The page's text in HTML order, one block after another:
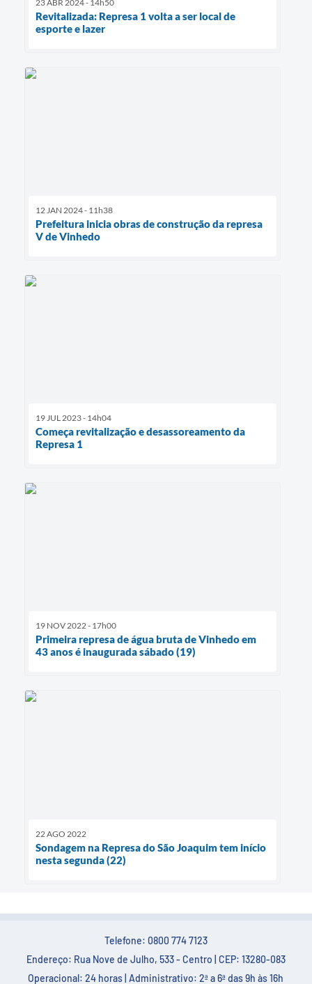
23 ABR 2024 - 14h50
Revitalizada: Represa 1 volta a ser local de
esporte e lazer
12 JAN 2024 - 11h38
Prefeitura inicia obras de construção da represa
V de Vinhedo
19 JUL 2023 - 14h04
Começa revitalização e desassoreamento da
Represa 1
19 NOV 2022 - 17h00
Primeira represa de água bruta de Vinhedo em
43 anos é inaugurada sábado (19)
22 AGO 2022
Sondagem na Represa do São Joaquim tem início
nesta segunda (22)
Telefone: 0800 774 7123
Endereço: Rua Nove de Julho, 533 - Centro | CEP: 13280-083
Operacional: 24 horas | Administrativo: 2ª a 6ª das 9h às 16h